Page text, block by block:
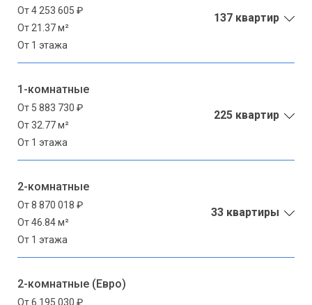
От 4 253 605 ₽
От 21.37 м²
От 1 этажа
137 квартир
1-комнатные
От 5 883 730 ₽
От 32.77 м²
От 1 этажа
225 квартир
2-комнатные
От 8 870 018 ₽
От 46.84 м²
От 1 этажа
33 квартиры
2-комнатные (Евро)
От 6 195 030 ₽